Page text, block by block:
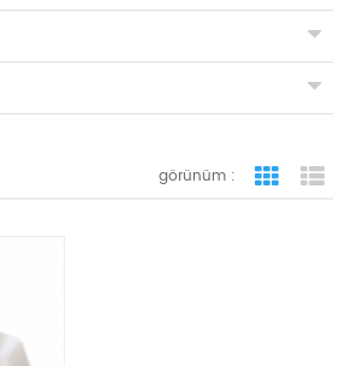
görünüm : ızgara